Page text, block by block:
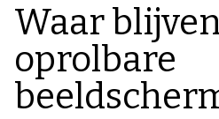
Waar
oprolbare